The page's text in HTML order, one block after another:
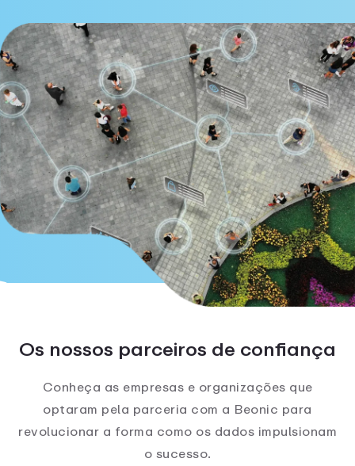
Os nossos parceiros de confiança
Conheça as empresas e organizações que
optaram pela parceria com a Beonic para
revolucionar a forma como os dados impulsionam
o sucesso.